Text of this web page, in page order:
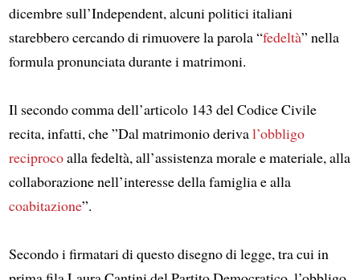
dicembre sull’Independent, alcuni politici italiani
starebbero cercando di rimuovere la parola “fedeltà” nella
formula pronunciata durante i matrimoni.
Il secondo comma dell’articolo 143 del Codice Civile
recita, infatti, che ”Dal matrimonio derival’obbligo
reciprocoalla fedeltà, all’assistenza morale e materiale, alla
collaborazione nell’interesse della famiglia e alla
coabitazione”.
Secondo i firmatari di questo disegno di legge, tra cui in